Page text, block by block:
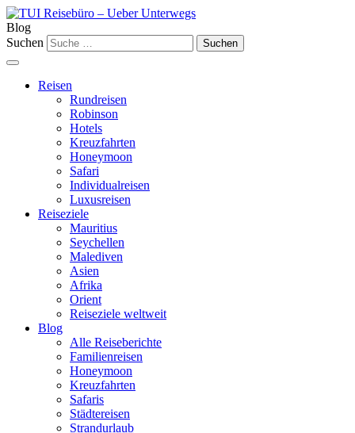
Blog
Suchen
Reisen
Rundreisen
Robinson
Hotels
Kreuzfahrten
Honeymoon
Safari
Individualreisen
Luxusreisen
Reiseziele
Mauritius
Seychellen
Malediven
Asien
Afrika
Orient
Reiseziele weltweit
Blog
Alle Reiseberichte
Familienreisen
Honeymoon
Kreuzfahrten
Safaris
Städtereisen
Strandurlaub